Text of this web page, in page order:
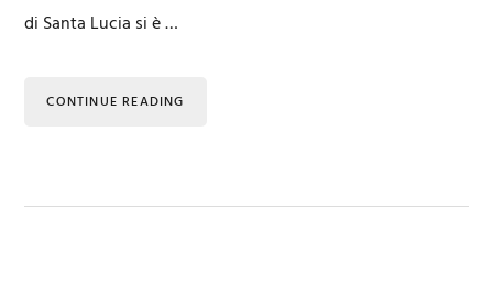
di Santa Lucia si è …
CONTINUE READING